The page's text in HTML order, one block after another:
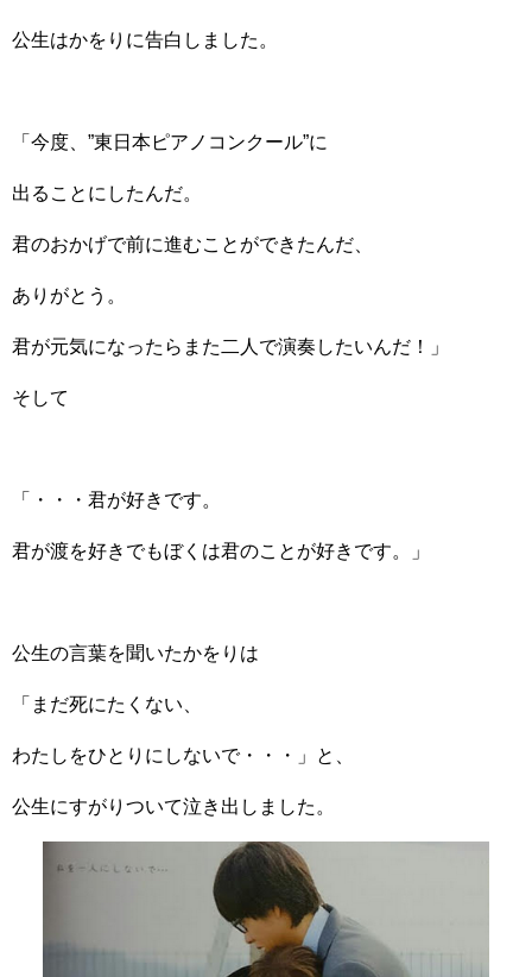
公生はかをりに告白しました。
「今度、”東日本ピアノコンクール”に
出ることにしたんだ。
君のおかげで前に進むことができたんだ、
ありがとう。
君が元気になったらまた二人で演奏したいんだ！」
そして
「・・・君が好きです。
君が渡を好きでもぼくは君のことが好きです。」
公生の言葉を聞いたかをりは
「まだ死にたくない、
わたしをひとりにしないで・・・」と、
公生にすがりついて泣き出しました。